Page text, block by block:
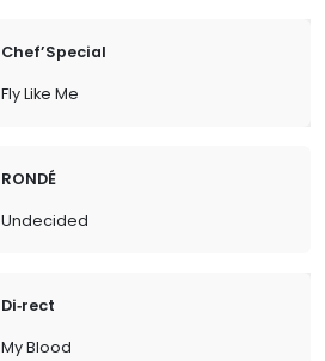
Chef’Special
Fly Like Me
RONDÉ
Undecided
Di‐rect
My Blood